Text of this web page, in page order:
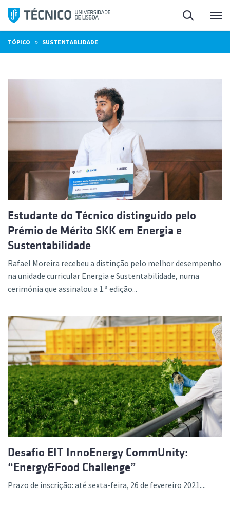
Saltar
para
o
conteúdo
Pesquisa
TÓPICO » SUSTENTABLIDADE
Estudante do Técnico distinguido pelo
Prémio de Mérito SKK em Energia e
Sustentabilidade
Rafael Moreira recebeu a distinção pelo melhor desempenho
na unidade curricular Energia e Sustentabilidade, numa
cerimónia que assinalou a 1.ª edição...
Desafio EIT InnoEnergy CommUnity:
“Energy&Food Challenge”
Prazo de inscrição: até sexta-feira, 26 de fevereiro 2021....